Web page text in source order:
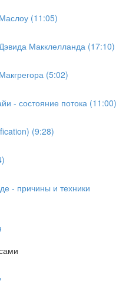
(11:05)
Макклелланда (17:10)
(5:02)
- состояние потока (11:00)
(9:28)
- причины и техники